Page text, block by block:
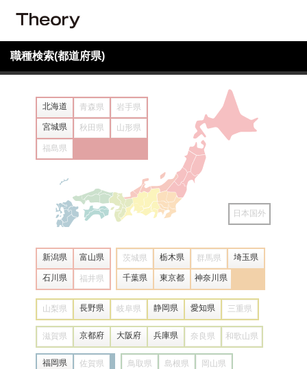
職種検索(都道府県)
北海道 青森県 岩手県
宮城県 秋田県 山形県
福島県
茨城県 栃木県 群馬県 埼玉県
千葉県 東京都 神奈川県
新潟県 富山県
石川県 福井県
山梨県 長野県 岐阜県 静岡県 愛知県 三重県
滋賀県 京都府 大阪府 兵庫県 奈良県 和歌山県
鳥取県 島根県 岡山県
福岡県 佐賀県
日本国外